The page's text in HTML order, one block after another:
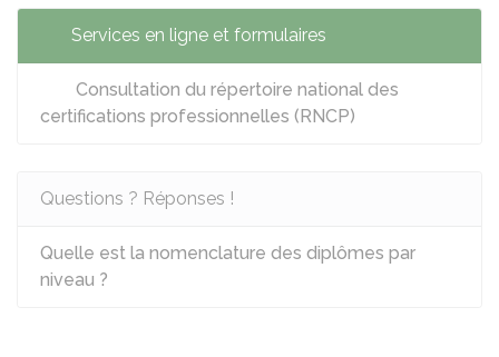
Services en ligne et formulaires
Consultation du répertoire national des
certifications professionnelles (RNCP)
Questions ? Réponses !
Quelle est la nomenclature des diplômes par
niveau ?